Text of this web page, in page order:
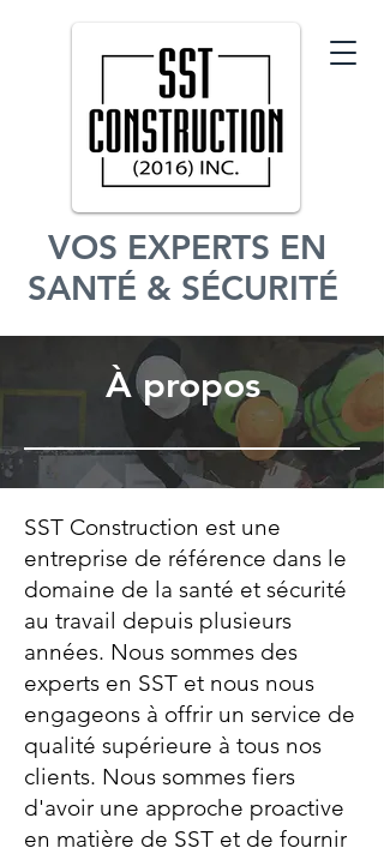
VOS EXPERTS EN
SANTÉ & SÉCURITÉ
À propos
SST Construction est une
entreprise de référence dans le
domaine de la santé et sécurité
au travail depuis plusieurs
années. Nous sommes des
experts en SST et nous nous
engageons à offrir un service de
qualité supérieure à tous nos
clients. Nous sommes fiers
d'avoir une approche proactive
en matière de SST et de fournir